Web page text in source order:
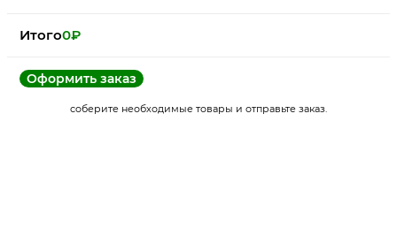
Итого0₽
Оформить заказ
соберите необходимые товары и отправьте заказ.